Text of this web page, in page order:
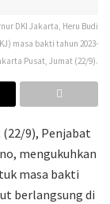
DKI Jakarta, Heru Budi
masa bakti tahun 2023-
Pusat, Jumat (22/9).
(22/9), Penjabat
mengukuhkan
masa bakti
berlangsung di